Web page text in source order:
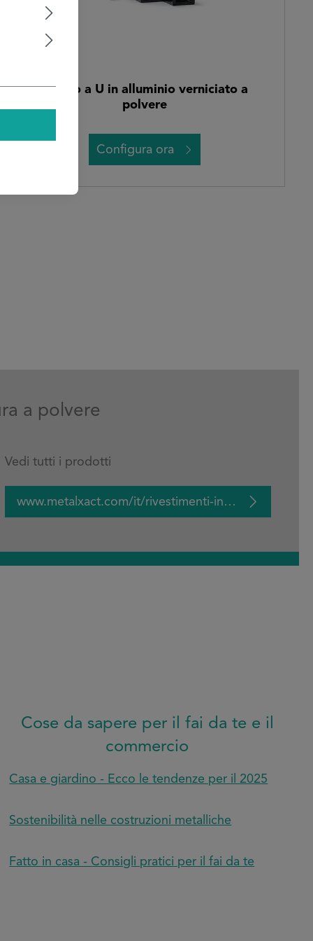
Profilo a U in alluminio verniciato a
polvere
Configura ora
a polvere
Vedi tutti i prodotti
www.metalxact.com/it/rivestimenti-in-polvere
Cose da sapere per il fai da te e il
commercio
Casa e giardino - Ecco le tendenze per il 2025
Sostenibilità nelle costruzioni metalliche
Fatto in casa - Consigli pratici per il fai da te